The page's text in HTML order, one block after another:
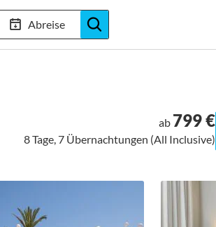
Abreise
20+ Jahre Trainingslager-Expertise
ab 799 €
8 Tage, 7 Übernachtungen (All Inclusive)